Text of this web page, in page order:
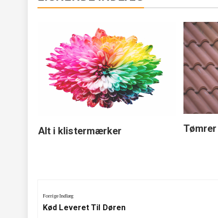
Alt i klistermærker
Forrige Indlæg
Previous
Kød Leveret Til Døren